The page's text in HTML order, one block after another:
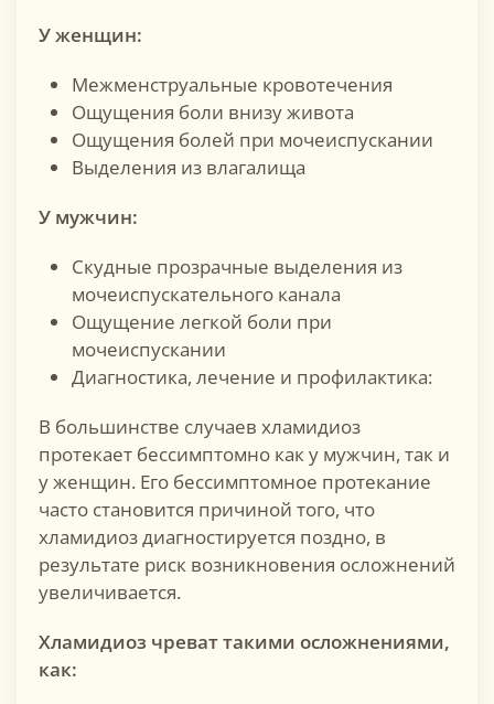
У женщин:
Межменструальные кровотечения
Ощущения боли внизу живота
Ощущения болей при мочеиспускании
Выделения из влагалища
У мужчин:
Скудные прозрачные выделения из
мочеиспускательного канала
Ощущение легкой боли при
мочеиспускании
Диагностика, лечение и профилактика:
В большинстве случаев хламидиоз
протекает бессимптомно как у мужчин, так и
у женщин. Его бессимптомное протекание
часто становится причиной того, что
хламидиоз диагностируется поздно, в
результате риск возникновения осложнений
увеличивается.
Хламидиоз чреват такими осложнениями,
как: